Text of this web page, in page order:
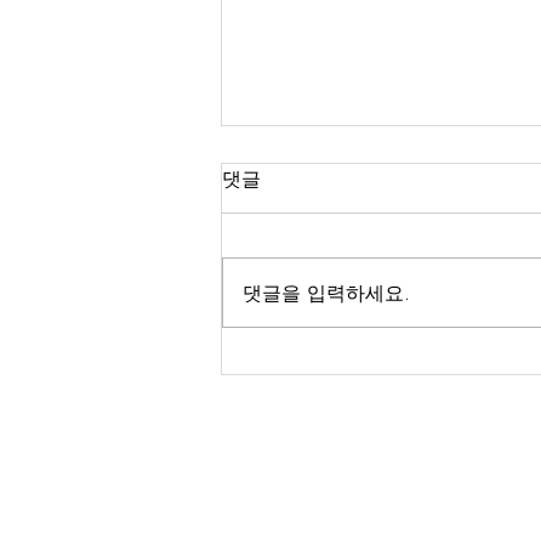
[당선]수영구 생활문화센터 리
댓글
댓글을 입력하세요.